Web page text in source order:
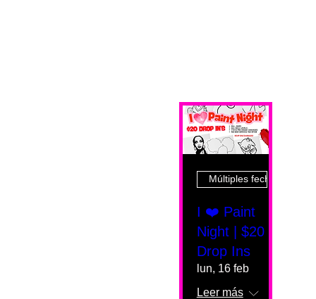
Múltiples fechas
I ❤️ Paint
Night | $20
Drop Ins
lun, 16 feb
Leer más